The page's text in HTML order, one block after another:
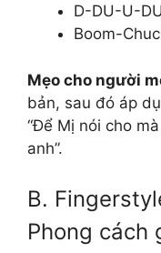
D-DU-U-
Boom-
Mẹo cho người
bản, sau đó áp
“Để Mị nói cho mà
anh”.
B.
Phong cách